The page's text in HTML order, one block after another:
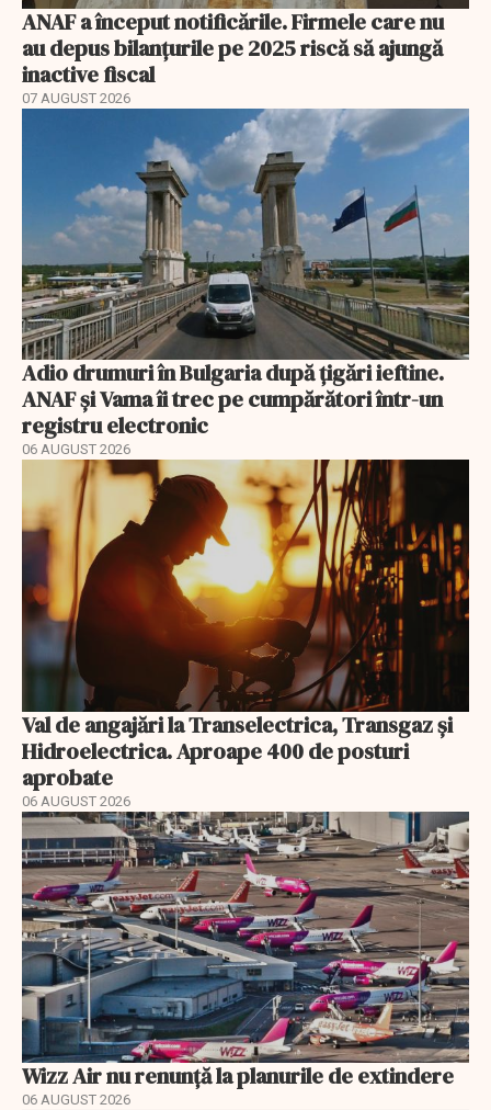
ANAF a început notificările. Firmele care nu
au depus bilanțurile pe 2025 riscă să ajungă
inactive fiscal
07 AUGUST 2026
Adio drumuri în Bulgaria după țigări ieftine.
ANAF și Vama îi trec pe cumpărători într-un
registru electronic
06 AUGUST 2026
Val de angajări la Transelectrica, Transgaz și
Hidroelectrica. Aproape 400 de posturi
aprobate
06 AUGUST 2026
Wizz Air nu renunță la planurile de extindere
06 AUGUST 2026